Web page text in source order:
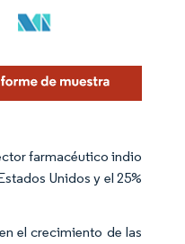
farmacéutico indio
Unidos y el 25%
el crecimiento de las